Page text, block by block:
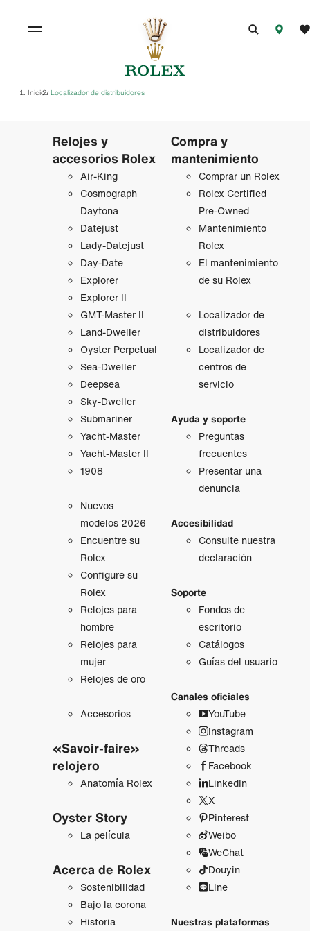
Inicio/ Localizador de distribuidores
Relojes y
accesorios Rolex
Air‑King
Cosmograph
Daytona
Datejust
Lady‑Datejust
Day-Date
Explorer
Explorer II
GMT‑Master II
Land-Dweller
Oyster Perpetual
Sea-Dweller
Deepsea
Sky-Dweller
Submariner
Yacht-Master
Yacht-Master II
1908
Nuevos
modelos 2026
Encuentre su
Rolex
Configure su
Rolex
Relojes para
hombre
Relojes para
mujer
Relojes de oro
Accesorios
«Savoir-faire»
relojero
Anatomía Rolex
Oyster Story
La película
Acerca de Rolex
Sostenibilidad
Bajo la corona
Historia
Compra y
mantenimiento
Comprar un Rolex
Rolex Certified
Pre-Owned
Mantenimiento
Rolex
El mantenimiento
de su Rolex
Localizador de
distribuidores
Localizador de
centros de
servicio
Ayuda y soporte
Preguntas
frecuentes
Presentar una
denuncia
Accesibilidad
Consulte nuestra
declaración
Soporte
Fondos de
escritorio
Catálogos
Guías del usuario
Canales oficiales
YouTube
Instagram
Threads
Facebook
LinkedIn
X
Pinterest
Weibo
WeChat
Douyin
Line
Nuestras plataformas